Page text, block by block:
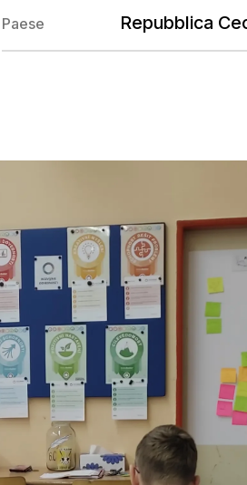
Paese Repubblica